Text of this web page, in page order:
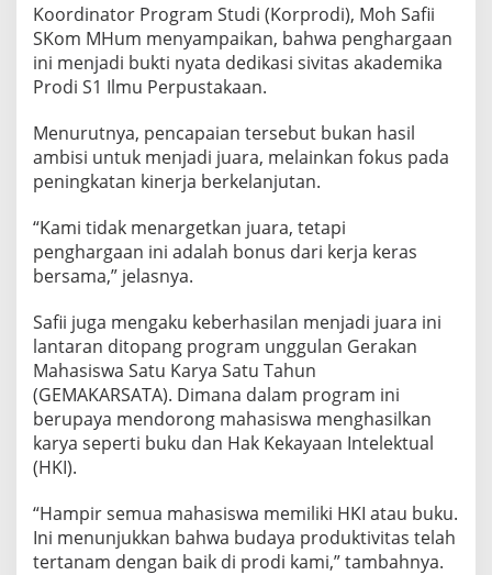
r
p
u
a
k
a
n
R
a
i
h
J
u
a
1
Koordinator Program Studi (Korprodi), Moh Safii
SKom MHum menyampaikan, bahwa penghargaan
ini menjadi bukti nyata dedikasi sivitas akademika
Prodi S1 Ilmu Perpustakaan.
Menurutnya, pencapaian tersebut bukan hasil
ambisi untuk menjadi juara, melainkan fokus pada
peningkatan kinerja berkelanjutan.
“Kami tidak menargetkan juara, tetapi
penghargaan ini adalah bonus dari kerja keras
bersama,” jelasnya.
Safii juga mengaku keberhasilan menjadi juara ini
lantaran ditopang program unggulan Gerakan
Mahasiswa Satu Karya Satu Tahun
(GEMAKARSATA). Dimana dalam program ini
berupaya mendorong mahasiswa menghasilkan
karya seperti buku dan Hak Kekayaan Intelektual
(HKI).
“Hampir semua mahasiswa memiliki HKI atau buku.
Ini menunjukkan bahwa budaya produktivitas telah
tertanam dengan baik di prodi kami,” tambahnya.